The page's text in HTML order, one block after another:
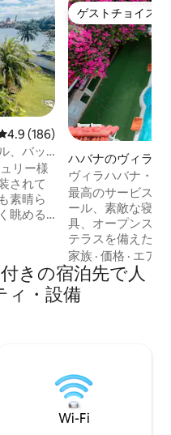
ビュー186件、5つ星中4.9つ
4.9 (186)
、バッ
リー様
されて
素晴ら
眺める
付き。
の家に
6室のバ
ントプ
りま
ス発電
ゲストチョイス
ゲストチョイス
ハバナのヴィラ
ヴィラハバナ・ク
ソーラーパネル、
最高のサービスと
ール、素敵な寝室
具、オープンスペ
テラスを備えたク
Wi-Fiは利用可能
まれていません。
ください。訪問者
ん。予約者または
ポートを選択して
家族 ·価格 · エア
きの宿泊先で人
ィ・設備
Wi-Fi